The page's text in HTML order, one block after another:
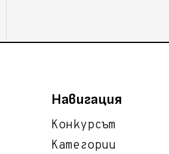
Навигация
Конкурсът
Категории